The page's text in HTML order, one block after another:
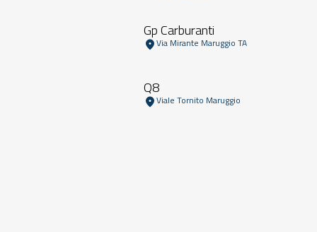
Gp Carburanti
Via Mirante Maruggio TA
Q8
Viale Tornito Maruggio